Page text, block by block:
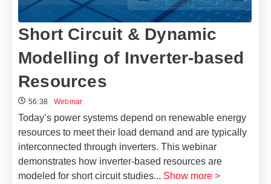
Short Circuit & Dynamic
Modelling of Inverter-based
Resources
56:38 Webinar
Today’s power systems depend on renewable energy
resources to meet their load demand and are typically
interconnected through inverters. This webinar
demonstrates how inverter-based resources are
modeled for short circuit studies... Show more >